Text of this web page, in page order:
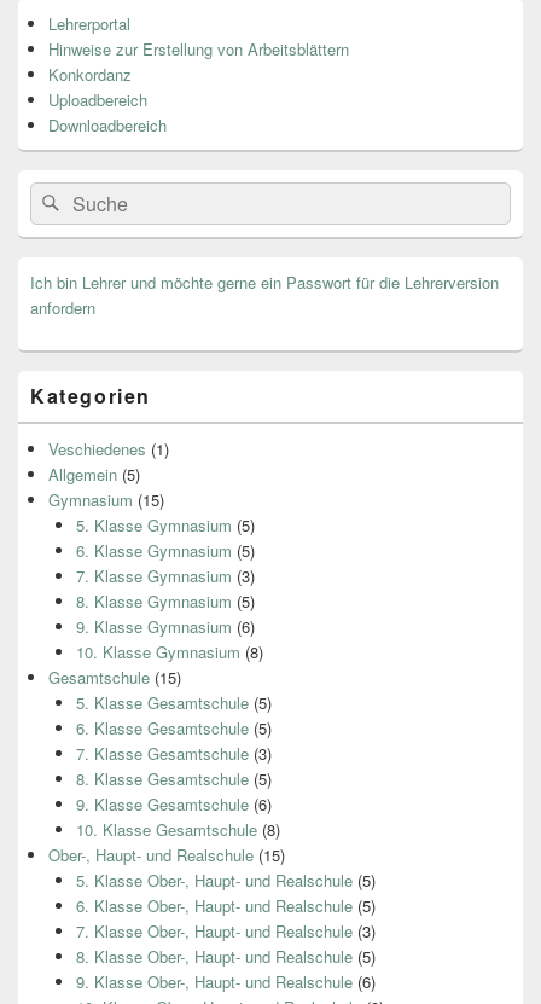
Seitenleisten
Widget-
Bereich
Lehrerportal
Hinweise zur Erstellung von Arbeitsblättern
Konkordanz
Uploadbereich
Downloadbereich
Search
for:
Suche
Ich bin Lehrer und möchte gerne ein Passwort für die Lehrerversion
anfordern
Kategorien
Veschiedenes (1)
Allgemein (5)
Gymnasium (15)
5. Klasse Gymnasium (5)
6. Klasse Gymnasium (5)
7. Klasse Gymnasium (3)
8. Klasse Gymnasium (5)
9. Klasse Gymnasium (6)
10. Klasse Gymnasium (8)
Gesamtschule (15)
5. Klasse Gesamtschule(5)
6. Klasse Gesamtschule(5)
7. Klasse Gesamtschule(3)
8. Klasse Gesamtschule(5)
9. Klasse Gesamtschule(6)
10. Klasse Gesamtschule(8)
Ober-, Haupt- und Realschule (15)
5. Klasse Ober-, Haupt- und Realschule(5)
6. Klasse Ober-, Haupt- und Realschule(5)
7. Klasse Ober-, Haupt- und Realschule(3)
8. Klasse Ober-, Haupt- und Realschule(5)
9. Klasse Ober-, Haupt- und Realschule(6)